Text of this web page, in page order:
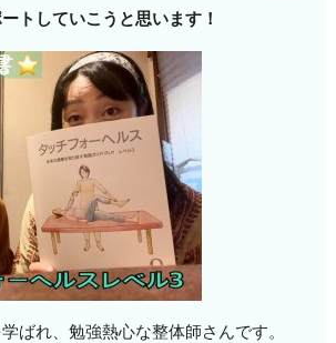
トしていこうと思います！
ばれ、勉強熱心な整体師さんです。